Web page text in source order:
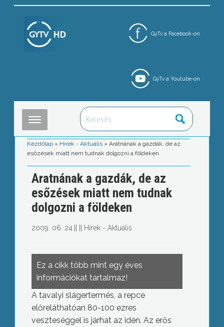
GyTv a Facebook-on
GyTv a Youtube-on
Kezdőlap » Hírek - Aktuális »Aratnának a gazdák, de az
esőzések miatt nem tudnak dolgozni a földeken
Aratnának a gazdák, de az
esőzések miatt nem tudnak
dolgozni a földeken
2009. 06. 24. Hírek - Aktuális
Ez a cikk több mint egy éves
információkat tartalmaz!
A tavalyi slágertermés, a repce
előreláthatóan 80-100 ezres
veszteséggel is járhat az idén. Az erős